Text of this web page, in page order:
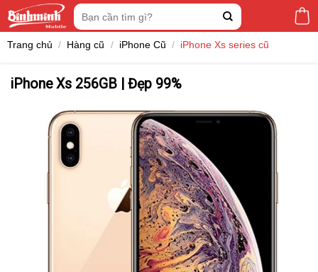
Tìm
kiếm:
Trang chủ / Hàng cũ / iPhone Cũ / iPhone Xs series cũ
iPhone Xs 256GB | Đẹp 99%